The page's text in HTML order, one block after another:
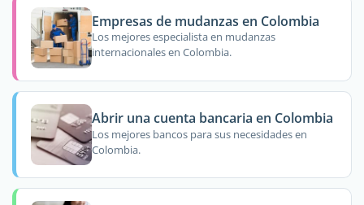
Empresas de mudanzas en Colombia
Los mejores especialista en mudanzas
internacionales en Colombia.
Abrir una cuenta bancaria en Colombia
Los mejores bancos para sus necesidades en
Colombia.